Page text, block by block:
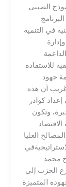
الصيني
في التنمية
للاستفادة
جهود
غريب أن هذه
كوادر
وتكون
العليا
محمد
الحزب إلى
المتميزة